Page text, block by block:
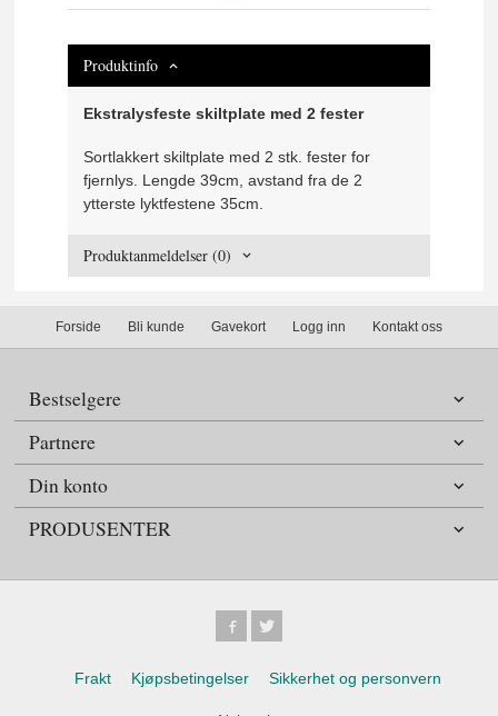
Produktinfo
Ekstralysfeste skiltplate med 2 fester
Sortlakkert skiltplate med 2 stk. fester for
fjernlys. Lengde 39cm, avstand fra de 2
ytterste lyktfestene 35cm.
Produktanmeldelser (0)
Forside Bli kunde Gavekort Logg inn Kontakt oss
Bestselgere
Partnere
Din konto
PRODUSENTER
Frakt Kjøpsbetingelser Sikkerhet og personvern